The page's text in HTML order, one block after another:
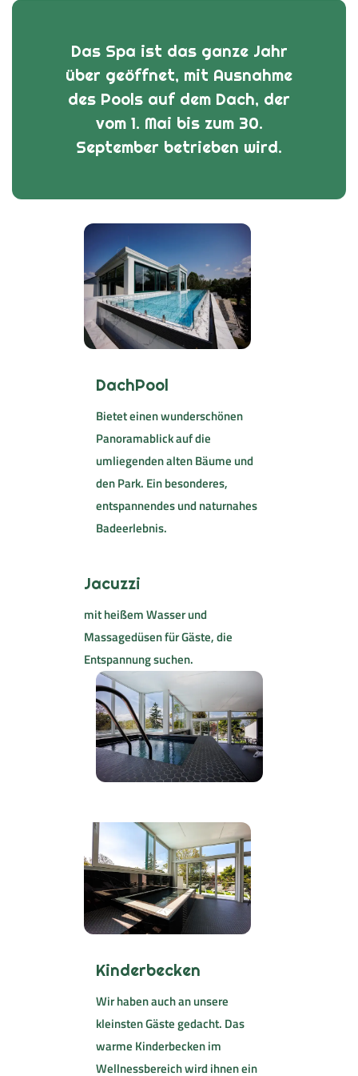
Das Spa ist das ganze Jahr
über geöffnet, mit Ausnahme
des Pools auf dem Dach, der
vom 1. Mai bis zum 30.
September betrieben wird.
DachPool
Bietet einen wunderschönen
Panoramablick auf die
umliegenden alten Bäume und
den Park. Ein besonderes,
entspannendes und naturnahes
Badeerlebnis.
Jacuzzi
mit heißem Wasser und
Massagedüsen für Gäste, die
Entspannung suchen.
Kinderbecken
Wir haben auch an unsere
kleinsten Gäste gedacht. Das
warme Kinderbecken im
Wellnessbereich wird ihnen ein